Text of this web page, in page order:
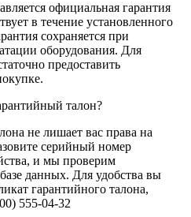
официальная гарантия
в течение установленного
сохраняется при
оборудования. Для
предоставить
талон?
не лишает вас права на
серийный номер
и мы проверим
данных. Для удобства вы
гарантийного талона,
555-04-32